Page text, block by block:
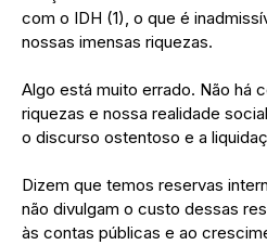
com o IDH (1), o que é
nossas imensas riquezas.
Algo está muito errado. Não há
riquezas e nossa realidade
o discurso ostentoso e a
Dizem que temos reservas
não divulgam o custo dessas
às contas públicas e ao